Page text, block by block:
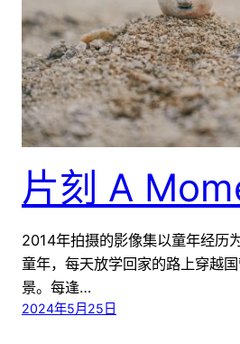
片刻 A
2014年拍摄的影像集以童年经历
童年，每天放学回家的路上穿越
景。每逢…
2024年5月25日